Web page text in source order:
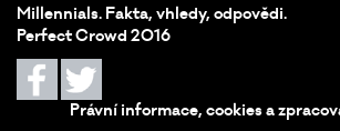
Millennials. Fakta, vhledy, odpovědi.
Perfect Crowd 2016
Právní informace, cookies a